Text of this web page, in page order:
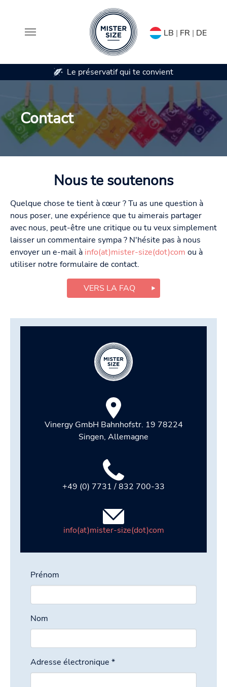
Aller au contenu principal
LB | FR | DE
Le préservatif qui te convient Disponible en
Contact
Nous te soutenons
Quelque chose te tient à cœur ? Tu as une question à
nous poser, une expérience que tu aimerais partager
avec nous, peut-être une critique ou tu veux simplement
laisser un commentaire sympa ? N'hésite pas à nous
envoyer un e-mail à info(at)mister-size(dot)com ou à
utiliser notre formulaire de contact.
VERS LA FAQ
Vinergy GmbH Bahnhofstr. 19 78224
Singen, Allemagne
+49 (0) 7731 / 832 700-33
info(at)mister-size(dot)com
Prénom
Nom
Adresse électronique *